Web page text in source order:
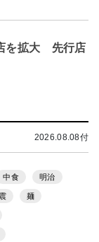
を拡大 先行店
2026.08.08付
中食 明治
麺